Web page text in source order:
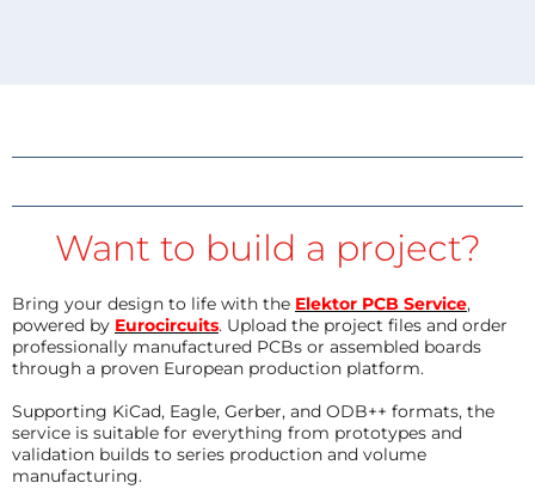
Want to build a project?
Bring your design to life with the Elektor PCB Service,
powered by Eurocircuits. Upload the project files and order
professionally manufactured PCBs or assembled boards
through a proven European production platform.
Supporting KiCad, Eagle, Gerber, and ODB++ formats, the
service is suitable for everything from prototypes and
validation builds to series production and volume
manufacturing.